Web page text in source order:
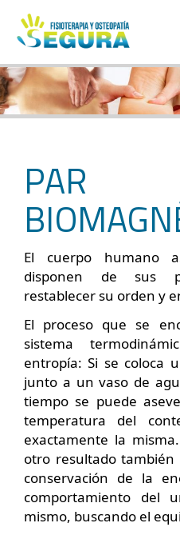
PAR
El cuerpo humano
disponen de sus
restablecer su orden y
El proceso que se
sistema
entropía: Si se coloca
junto a un vaso de
tiempo se puede
temperatura del
exactamente la
otro resultado
conservación de la
comportamiento del
mismo, buscando el